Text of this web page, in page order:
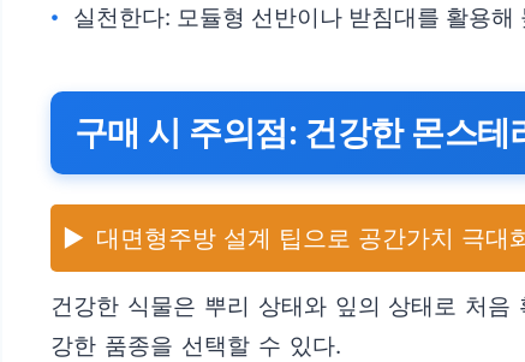
실천한다: 모듈형 선반이나 받침대를 활용해
구매 시 주의점: 건강한 몬스테
▶️ 대면형주방 설계 팁으로 공간가치 극대
건강한 식물은 뿌리 상태와 잎의 상태로 처
강한 품종을 선택할 수 있다.